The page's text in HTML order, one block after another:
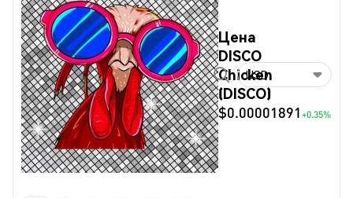
Цена
DISCO
Chicken
(DISCO)
$0.00001891 +0.35%
USD